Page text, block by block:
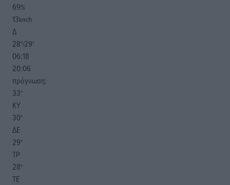
69%
13km/h
Δ
28°/29°
06:18
20:06
πρόγνωση:
33°
ΚΥ
30°
ΔΕ
29°
ΤΡ
28°
ΤΕ